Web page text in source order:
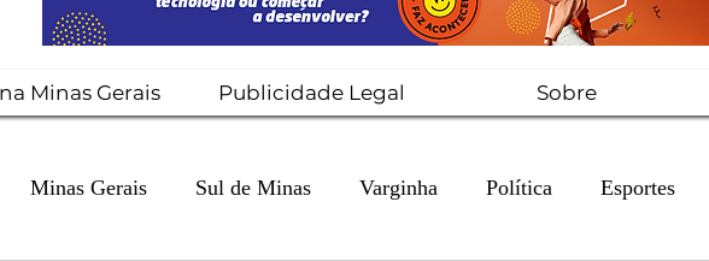
Minas Gerais Publicidade Legal Sobre
Minas Gerais Sul de Minas Varginha Política Esportes